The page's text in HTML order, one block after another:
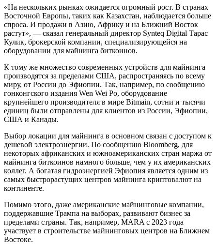
«На нескольких рынках ожидается огромный рост. В странах
Восточной Европы, таких как Казахстан, наблюдается больше
спроса. И продажи в Азию, Африку и на Ближний Восток
растут», — сказал генеральный директор Synteq Digital Тарас
Кулик, брокерской компании, специализирующейся на
оборудовании для майнинга биткоинов.
К тому же множество современных устройств для майнинга
производятся за пределами США, распространяясь по всему
миру, от России до Эфиопии. Так, например, по сообщению
гонконгского издания Wen Wei Po, оборудование
крупнейшего производителя в мире Bitmain, сотни и тысячи
единиц были отправлены для клиентов из России, Эфиопии,
США и Канады.
Выбор локации для майнинга в основном связан с доступом к
дешевой электроэнергии. По сообщению Bloomberg, для
некоторых африканских и южноамериканских стран маржа от
майнинга биткоинов намного больше, чем у их американских
коллег. А богатая гидроэнергией Эфиопия является одним из
самых быстрорастущих центров майнинга криптовалют на
континенте.
Помимо этого, даже американские майнинговые компании,
поддержавшие Трампа на выборах, развивают бизнес за
пределами страны. Так, например, MARA с 2023 года
участвует в строительстве майнинговых центров на Ближнем
Востоке.